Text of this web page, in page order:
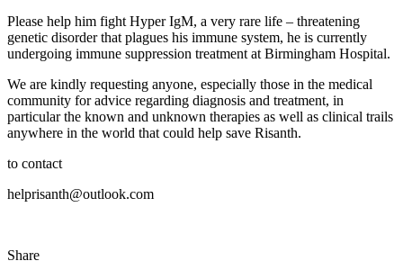
Please help him fight Hyper IgM, a very rare life – threatening
genetic disorder that plagues his immune system, he is currently
undergoing immune suppression treatment at Birmingham Hospital.
We are kindly requesting anyone, especially those in the medical
community for advice regarding diagnosis and treatment, in
particular the known and unknown therapies as well as clinical trails
anywhere in the world that could help save Risanth.
to contact
helprisanth@outlook.com
Share